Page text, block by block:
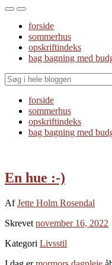
Toggle
mobile
menu
Toggle
the
search
field
forside
sommerhus
opskriftindeks
bag bagning med
forside
sommerhus
opskriftindeks
bag bagning med
En hue :-)
AfJette Holm Rosendal
Skrevet november 16, 2022
Kategori Livsstil